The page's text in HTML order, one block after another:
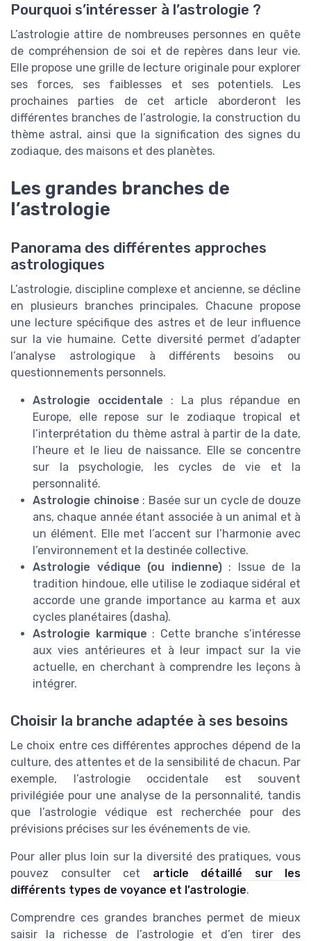
Pourquoi s’intéresser à l’astrologie ?
L’astrologie attire de nombreuses personnes en quête
de compréhension de soi et de repères dans leur vie.
Elle propose une grille de lecture originale pour explorer
ses forces, ses faiblesses et ses potentiels. Les
prochaines parties de cet article aborderont les
différentes branches de l’astrologie, la construction du
thème astral, ainsi que la signification des signes du
zodiaque, des maisons et des planètes.
Les grandes branches de
l’astrologie
Panorama des différentes approches
astrologiques
L’astrologie, discipline complexe et ancienne, se décline
en plusieurs branches principales. Chacune propose
une lecture spécifique des astres et de leur influence
sur la vie humaine. Cette diversité permet d’adapter
l’analyse astrologique à différents besoins ou
questionnements personnels.
Astrologie occidentale : La plus répandue en
Europe, elle repose sur le zodiaque tropical et
l’interprétation du thème astral à partir de la date,
l’heure et le lieu de naissance. Elle se concentre
sur la psychologie, les cycles de vie et la
personnalité.
Astrologie chinoise : Basée sur un cycle de douze
ans, chaque année étant associée à un animal et à
un élément. Elle met l’accent sur l’harmonie avec
l’environnement et la destinée collective.
Astrologie védique (ou indienne): Issue de la
tradition hindoue, elle utilise le zodiaque sidéral et
accorde une grande importance au karma et aux
cycles planétaires (dasha).
Astrologie karmique : Cette branche s’intéresse
aux vies antérieures et à leur impact sur la vie
actuelle, en cherchant à comprendre les leçons à
intégrer.
Choisir la branche adaptée à ses besoins
Le choix entre ces différentes approches dépend de la
culture, des attentes et de la sensibilité de chacun. Par
exemple, l’astrologie occidentale est souvent
privilégiée pour une analyse de la personnalité, tandis
que l’astrologie védique est recherchée pour des
prévisions précises sur les événements de vie.
Pour aller plus loin sur la diversité des pratiques, vous
pouvez consulter cet article détaillé sur les
différents types de voyance et l’astrologie.
Comprendre ces grandes branches permet de mieux
saisir la richesse de l’astrologie et d’en tirer des